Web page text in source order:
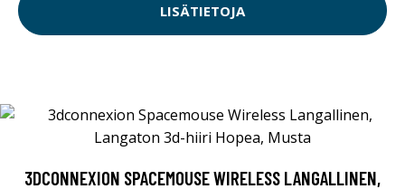
LISÄTIETOJA
3DCONNEXION SPACEMOUSE WIRELESS LANGALLINEN,